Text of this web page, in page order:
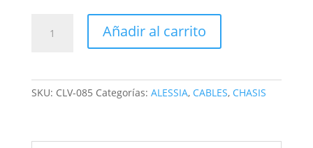
Añadir al carrito
SKU: CLV-085 Categorías: ALESSIA, CABLES, CHASIS